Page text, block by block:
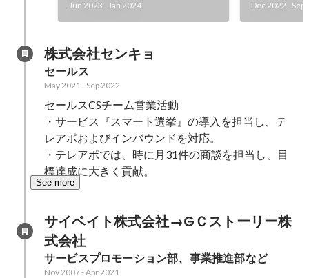
Jun 2023 - Jan 2024 Dec 2022 - Sep
株式会社センキョ
セールス
May 2021 - Sep 2022
セールスCSチーム営業活動
・サービス『スマート選挙』の導入を担当し、テ
レアポおよびインバウンドを対応。
・テレアポでは、時に月31件の商談を担当し、目
標達成に大きく貢献。
See more
サイベイト株式会社→GＣストーリー株
式会社
サービスプロモーション部、事業推進部など
Nov 2007-Apr 2021